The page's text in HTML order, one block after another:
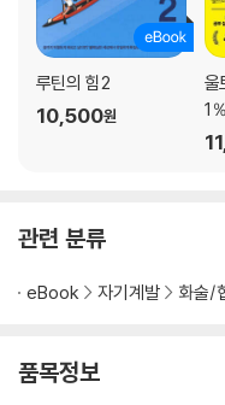
하나를 배우면 다른 것도 잘
로 얼마나 일반화될까?/ 우
대로 쓰려면/ 정밀한 기술의
제7장. 반복 후에 변화가 중요
여러 기술을 섞어서 연습하
천재들은 다작할까?/ 창의성
피드백이다
루틴의 힘 2
10,500원
울
1
밀
관련 분류
eBook 자기계발 화술/
품목정보